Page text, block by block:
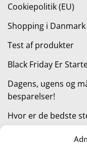
Cookiepolitik (EU)
Shopping i
Test af produkter
Black Friday Er
Dagens, ugens og
besparelser!
Hvor er de bedste